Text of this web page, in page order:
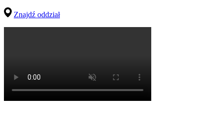
Znajdź oddział